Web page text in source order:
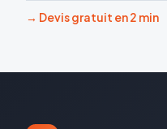
→ Devis gratuit en 2 min